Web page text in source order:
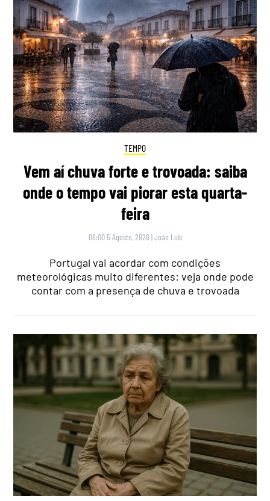
TEMPO
Vem aí chuva forte e trovoada: saiba
onde o tempo vai piorar esta quarta-
feira
06:00 5 Agosto, 2026 |João Luís
Portugal vai acordar com condições
meteorológicas muito diferentes: veja onde pode
contar com a presença de chuva e trovoada